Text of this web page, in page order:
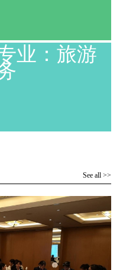
业：旅游
See all >>